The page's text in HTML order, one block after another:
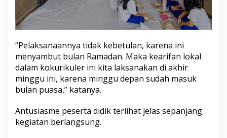
“Pelaksanaannya tidak kebetulan, karena ini
menyambut bulan Ramadan. Maka kearifan lokal
dalam kokurikuler ini kita laksanakan di akhir
minggu ini, karena minggu depan sudah masuk
bulan puasa,” katanya.
Antusiasme peserta didik terlihat jelas sepanjang
kegiatan berlangsung.